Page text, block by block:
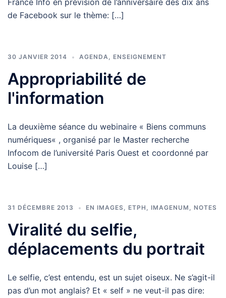
France Info en prévision de l’anniversaire des dix ans
de Facebook sur le thème: […]
30 JANVIER 2014 AGENDA, ENSEIGNEMENT
Appropriabilité de
l'information
La deuxième séance du webinaire « Biens communs
numériques« , organisé par le Master recherche
Infocom de l’université Paris Ouest et coordonné par
Louise […]
31 DÉCEMBRE 2013 EN IMAGES, ETPH , IMAGENUM , NOTES
Viralité du selfie,
déplacements du portrait
Le selfie, c’est entendu, est un sujet oiseux. Ne s’agit-il
pas d’un mot anglais? Et « self » ne veut-il pas dire: